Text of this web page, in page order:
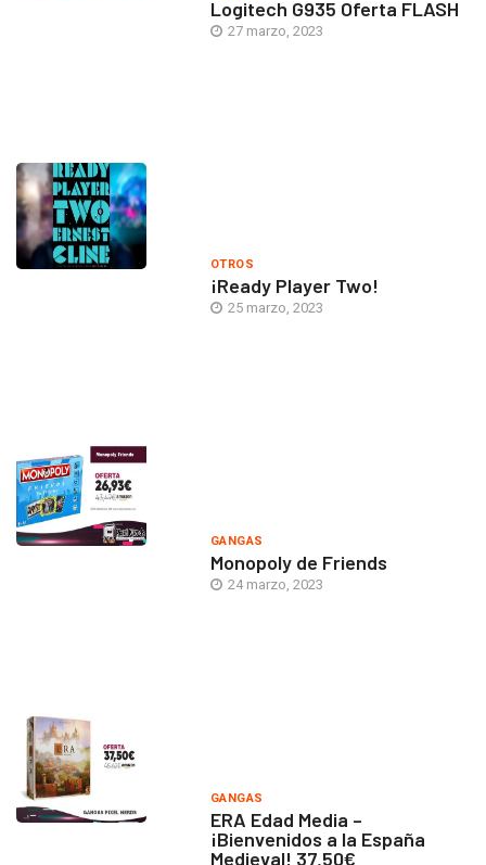
Logitech G935 Oferta FLASH
27 marzo, 2023
OTROS
¡Ready Player Two!
25 marzo, 2023
GANGAS
Monopoly de Friends
24 marzo, 2023
GANGAS
ERA Edad Media –
¡Bienvenidos a la España
Medieval! 37,50€